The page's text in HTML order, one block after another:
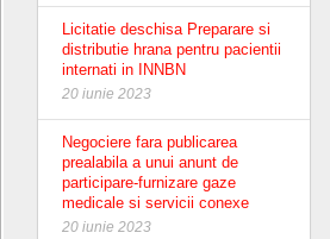
Licitatie deschisa Preparare si
distributie hrana pentru pacientii
internati in INNBN
20 iunie 2023
Negociere fara publicarea
prealabila a unui anunt de
participare-furnizare gaze
medicale si servicii conexe
20 iunie 2023